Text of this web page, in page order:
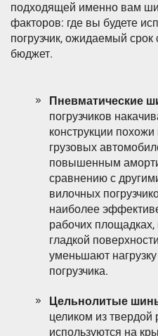
подходящей именно вам
факторов: где вы будете
погрузчик, ожидаемый
бюджет.
Пневматические
погрузчиков
конструкции
грузовых
повышенным
сравнению с
вилочных
наиболее
рабочих
гладкой
уменьшают
погрузчика.
Цельнолитые
целиком из
используются на